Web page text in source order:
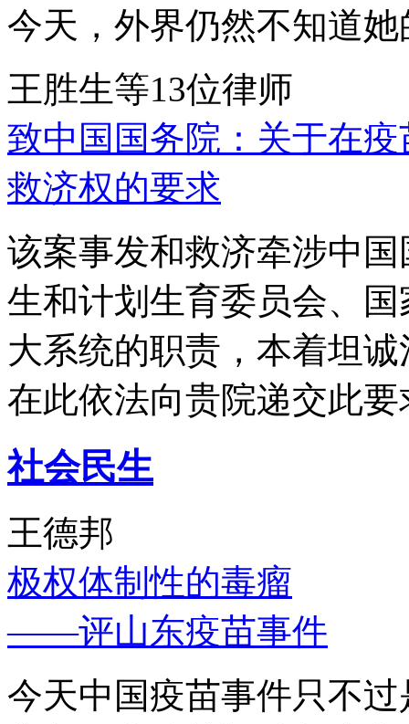
今天，外界仍然不知道
王胜生等13位律师
致中国国务院：关于在
救济权的要求
该案事发和救济牵涉中
生和计划生育委员会、
大系统的职责，本着坦
在此依法向贵院递交此要
社会民生
王德邦
极权体制性的毒瘤
——评山东疫苗事件
今天中国疫苗事件只不